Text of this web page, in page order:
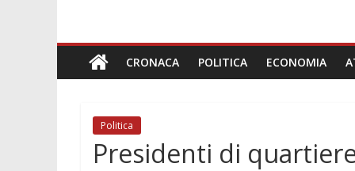
CRONACA POLITICA ECONOMIA
Politica
Presidenti di